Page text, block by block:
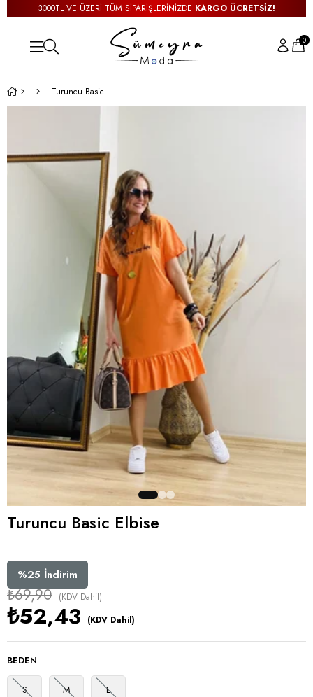
3000TL VE ÜZERİ TÜM SİPARİŞLERİNİZDE KARGO ÜCRETSİZ!
0
Turuncu Basic Elbise
Turuncu Basic Elbise
%25 İndirim
₺69,90 (KDV Dahil)
₺52,43 (KDV Dahil)
BEDEN
S M L